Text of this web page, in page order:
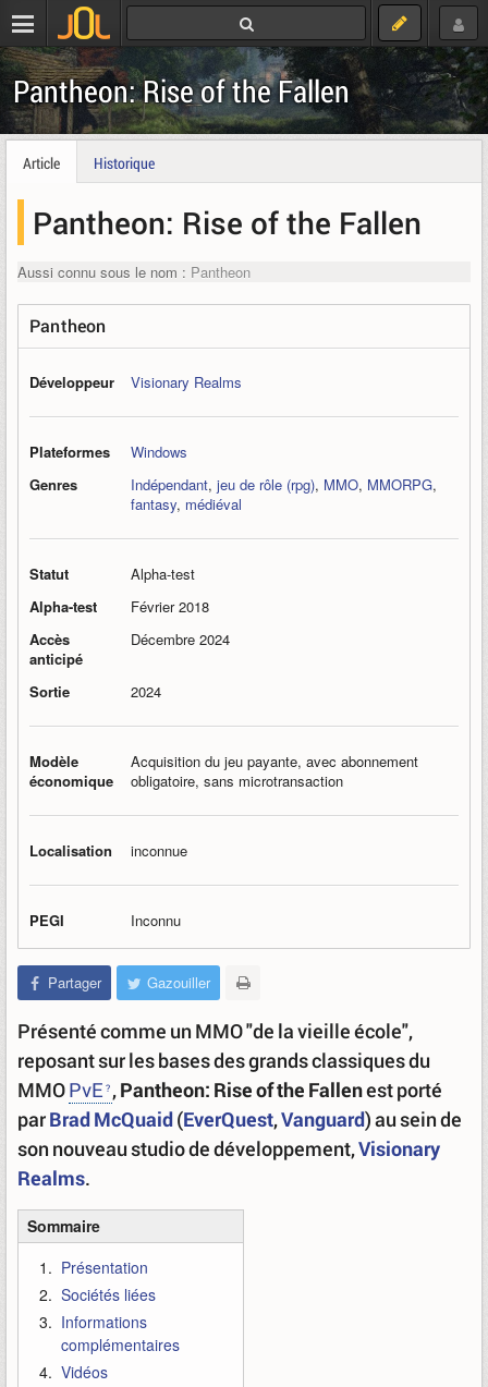
Pantheon: Rise of the Fallen
Article Historique
Pantheon: Rise of the Fallen
Aussi connu sous le nom : Pantheon
Pantheon
Développeur Visionary Realms
Plateformes
Windows
Genres
Indépendant, jeu de rôle (rpg), MMO, MMORPG,
fantasy, médiéval
Statut
Alpha-test
Alpha-test
Février 2018
Accès
anticipé
Décembre 2024
Sortie 2024
Modèle
économique
Acquisition du jeu payante, avec abonnement
obligatoire, sans microtransaction
Localisation inconnue
PEGI Inconnu
Partager Gazouiller
Présenté comme un MMO "de la vieille école",
reposant sur les bases des grands classiques du
MMOPvE ,Pantheon: Rise of the Fallenest porté
parBrad McQuaid(EverQuest,Vanguard) au sein de
son nouveau studio de développement,Visionary
Realms.
Sommaire
Présentation
Sociétés liées
Informations
complémentaires
Vidéos